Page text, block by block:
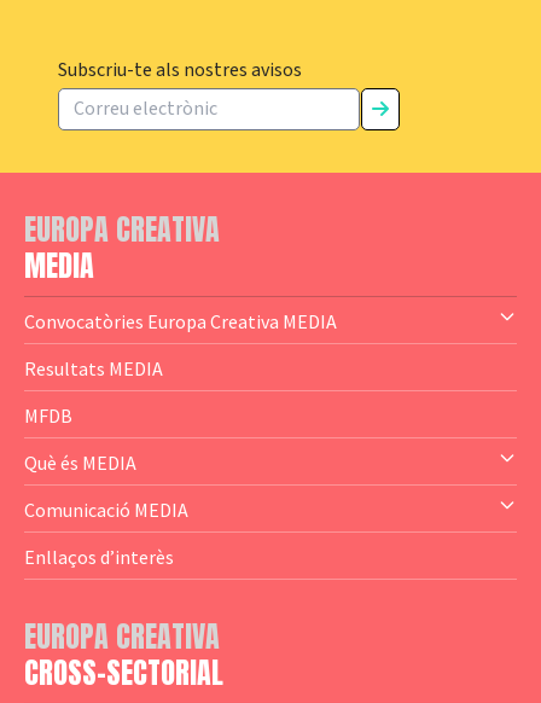
Subscriu-te als nostres avisos
EUROPA CREATIVA
MEDIA
Convocatòries Europa Creativa MEDIA
— Content Cluster
— Business Cluster
— Audience Cluster
— Altres
Resultats MEDIA
MFDB
Què és MEDIA
— El subprograma MEDIA
— Agència Executiva
— Logotips
Comunicació MEDIA
— Estrenes a Catalunya
— Notícies
Enllaços d’interès
EUROPA CREATIVA
CROSS-SECTORIAL